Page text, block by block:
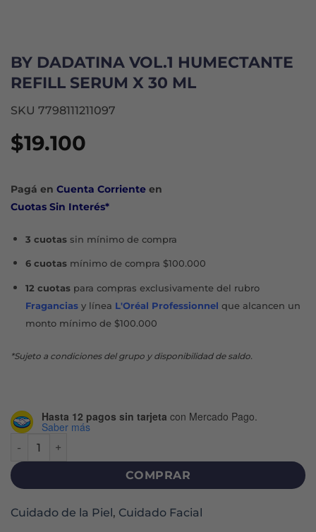
BY DADATINA VOL.1 HUMECTANTE
REFILL SERUM X 30 ML
SKU 7798111211097
$19.100
Pagá en Cuenta Corriente en
Cuotas Sin Interés*
3 cuotassin mínimo de compra
6 cuotasmínimo de compra $100.000
12 cuotaspara compras exclusivamente del rubro
Fraganciasy línea L'Oréal Professionnel que alcancen un
monto mínimo de $100.000
*Sujeto a condiciones del grupo y disponibilidad de saldo.
Hasta 12 pagos sin tarjeta con Mercado Pago.
Saber más
COMPRAR
Cuidado de la Piel, Cuidado Facial